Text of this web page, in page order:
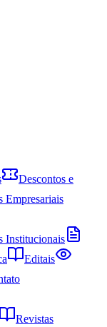
Descontos e
Empresariais
Institucionais
Editais
Revistas